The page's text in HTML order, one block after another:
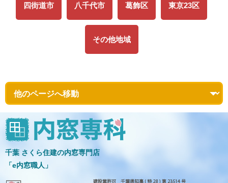
四街道市 八千代市 葛飾区 東京23区
その他地域
千葉 さくら住建の内窓専門店
「e内窓職人」